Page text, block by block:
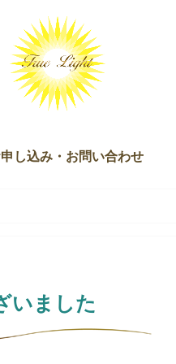
し込み・お問い合わせ
いました